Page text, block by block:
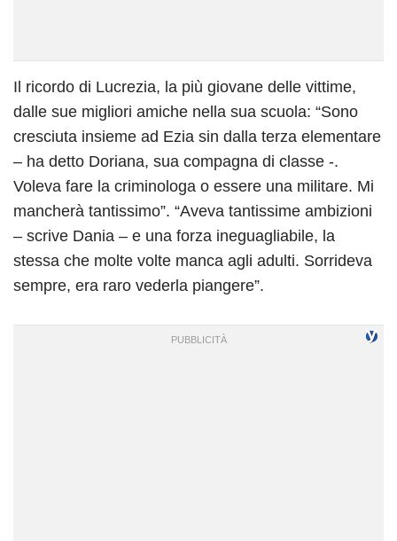
Il ricordo di Lucrezia, la più giovane delle vittime,
dalle sue migliori amiche nella sua scuola: “Sono
cresciuta insieme ad Ezia sin dalla terza elementare
– ha detto Doriana, sua compagna di classe -.
Voleva fare la criminologa o essere una militare. Mi
mancherà tantissimo”. “Aveva tantissime ambizioni
– scrive Dania – e una forza ineguagliabile, la
stessa che molte volte manca agli adulti. Sorrideva
sempre, era raro vederla piangere”.